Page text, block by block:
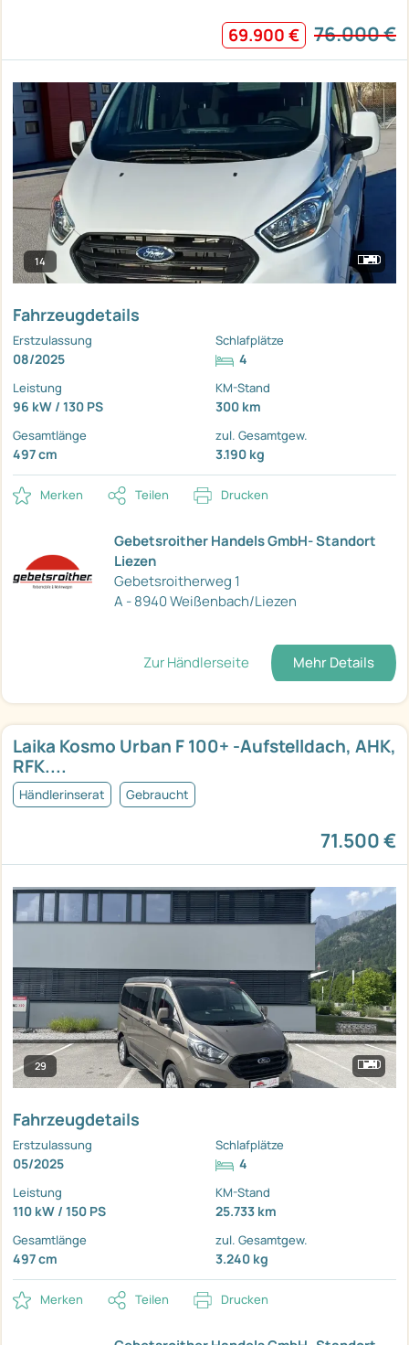
69.900 € 76.000 €
14
Fahrzeugdetails
Erstzulassung
08/2025
Schlafplätze
4
Leistung
96 kW / 130 PS
KM-Stand
300 km
Gesamtlänge
497 cm
zul. Gesamtgew.
3.190 kg
Merken Teilen Drucken
Gebetsroither Handels GmbH- Standort
Liezen
Gebetsroitherweg 1
A - 8940 Weißenbach/Liezen
Zur Händlerseite Mehr Details
Laika Kosmo Urban F 100+ -Aufstelldach, AHK,
RFK....
Händlerinserat Gebraucht
71.500 €
29
Fahrzeugdetails
Erstzulassung
05/2025
Schlafplätze
4
Leistung
110 kW / 150 PS
KM-Stand
25.733 km
Gesamtlänge
497 cm
zul. Gesamtgew.
3.240 kg
Merken Teilen Drucken